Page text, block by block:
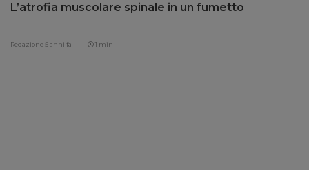
L’atrofia muscolare spinale in un fumetto
Redazione 5 anni fa 1 min